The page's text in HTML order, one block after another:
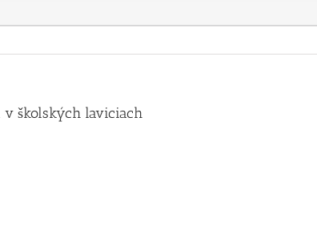
v školských laviciach